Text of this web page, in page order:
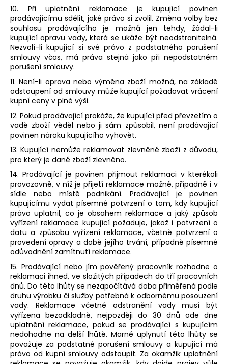
10. Při uplatnění reklamace je kupující povinen
prodávajícímu sdělit, jaké právo si zvolil. Změna volby bez
souhlasu prodávajícího je možná jen tehdy, žádal-li
kupující opravu vady, která se ukáže být neodstranitelná.
Nezvolí-li kupující si své právo z podstatného porušení
smlouvy včas, má práva stejná jako při nepodstatném
porušení smlouvy.
11. Není-li oprava nebo výměna zboží možná, na základě
odstoupení od smlouvy může kupující požadovat vrácení
kupní ceny v plné výši.
12. Pokud prodávající prokáže, že kupující před převzetím o
vadě zboží věděl nebo ji sám způsobil, není prodávající
povinen nároku kupujícího vyhovět.
13. Kupující nemůže reklamovat zlevněné zboží z důvodu,
pro který je dané zboží zlevněno.
14. Prodávající je povinen přijmout reklamaci v kterékoli
provozovně, v níž je přijetí reklamace možné, případně i v
sídle nebo místě podnikání. Prodávající je povinen
kupujícímu vydat písemné potvrzení o tom, kdy kupující
právo uplatnil, co je obsahem reklamace a jaký způsob
vyřízení reklamace kupující požaduje, jakož i potvrzení o
datu a způsobu vyřízení reklamace, včetně potvrzení o
provedení opravy a době jejího trvání, případně písemné
odůvodnění zamítnutí reklamace.
15. Prodávající nebo jím pověřený pracovník rozhodne o
reklamaci ihned, ve složitých případech do tří pracovních
dnů. Do této lhůty se nezapočítává doba přiměřená podle
druhu výrobku či služby potřebná k odbornému posouzení
vady. Reklamace včetně odstranění vady musí být
vyřízena bezodkladně, nejpozději do 30 dnů ode dne
uplatnění reklamace, pokud se prodávající s kupujícím
nedohodne na delší lhůtě. Marné uplynutí této lhůty se
považuje za podstatné porušení smlouvy a kupující má
právo od kupní smlouvy odstoupit. Za okamžik uplatnění